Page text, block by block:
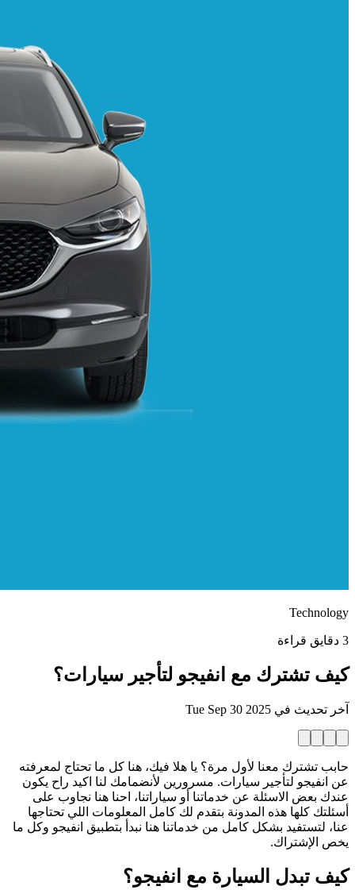
Technology
3 دقايق قراءة
كيف تشترك مع انفيجو لتأجير سيارات؟
آخر تحديث في Tue Sep 30 2025
حابب تشترك معنا لأول مرة؟ يا هلا فيك، هنا كل ما تحتاج لمعرفته
عن انفيجو لتأجير سيارات. مسرورين لأنضمامك لنا اكيد راح يكون
عندك بعض الاسئلة عن خدماتنا أو سياراتنا، احنا هنا نجاوب على
أسئلتك كلها هذه المدونة بتقدم لك كامل المعلومات اللي تحتاجها
عنا، لتستفيد بشكل كامل من خدماتنا هنا نبدأ بتطبيق انفيجو وكل ما
يخص الإشتراك.
كيف تبدل السيارة مع انفيجو؟